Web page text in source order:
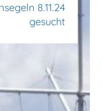
8.11.24
gesucht